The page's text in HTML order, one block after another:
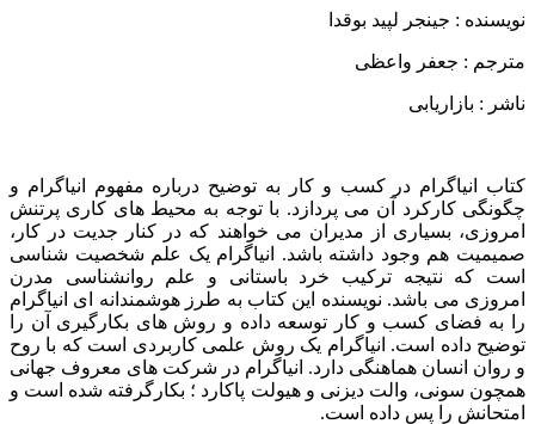
نویسنده : جینجر لپید بوقدا
مترجم : جعفر واعظی
ناشر : بازاریابی
کتاب انیاگرام در کسب و کار به توضیح درباره مفهوم انیاگرام و
چگونگی کارکرد آن می پردازد. با توجه به محیط های کاری پرتنش
امروزی، بسیاری از مدیران می خواهند که در کنار جدیت در کار،
صمیمیت هم وجود داشته باشد. انیاگرام یک علم شخصیت شناسی
است که نتیجه ترکیب خرد باستانی و علم روانشناسی مدرن
امروزی می باشد. نویسنده این کتاب به طرز هوشمندانه ای انیاگرام
را به فضای کسب و کار توسعه داده و روش های بکارگیری آن را
توضیح داده است. انیاگرام یک روش علمی کاربردی است که با روح
و روان انسان هماهنگی دارد. انیاگرام در شرکت های معروف جهانی
همچون سونی، والت دیزنی و هیولت پاکارد ؛ بکارگرفته شده است و
امتحانش را پس داده است.